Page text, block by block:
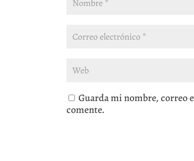
Guarda mi nombre, correo
comente.